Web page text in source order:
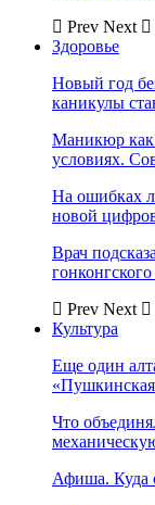
Prev Next
Здоровье
Новый год
каникулы
Маникюр как
условиях.
На ошибках
новой
Врач
Prev Next
Культура
Еще один
«Пушкинская
Что
Афиша. Куда